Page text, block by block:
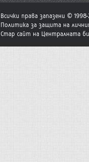
Всички права запазени ©
Политика за защита на
Стар сайт на Централната